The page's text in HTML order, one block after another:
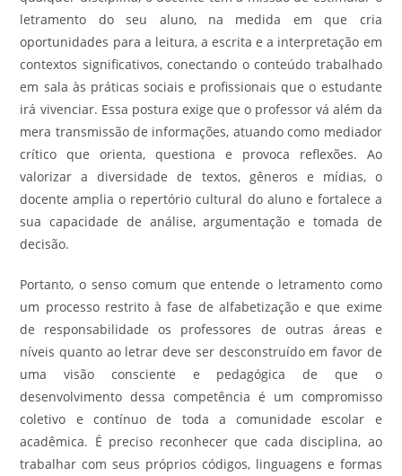
letramento do seu aluno, na medida em que cria
oportunidades para a leitura, a escrita e a interpretação em
contextos significativos, conectando o conteúdo trabalhado
em sala às práticas sociais e profissionais que o estudante
irá vivenciar. Essa postura exige que o professor vá além da
mera transmissão de informações, atuando como mediador
crítico que orienta, questiona e provoca reflexões. Ao
valorizar a diversidade de textos, gêneros e mídias, o
docente amplia o repertório cultural do aluno e fortalece a
sua capacidade de análise, argumentação e tomada de
decisão.
Portanto, o senso comum que entende o letramento como
um processo restrito à fase de alfabetização e que exime
de responsabilidade os professores de outras áreas e
níveis quanto ao letrar deve ser desconstruído em favor de
uma visão consciente e pedagógica de que o
desenvolvimento dessa competência é um compromisso
coletivo e contínuo de toda a comunidade escolar e
acadêmica. É preciso reconhecer que cada disciplina, ao
trabalhar com seus próprios códigos, linguagens e formas